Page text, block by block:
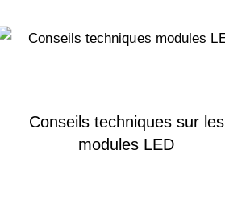
Conseils techniques sur les
modules LED